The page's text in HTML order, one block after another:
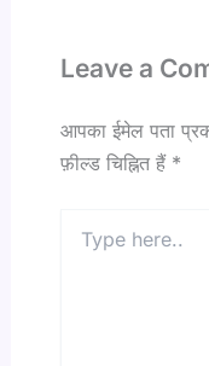
Leave a
आपका ईमेल पता
फ़ील्ड चिह्नित हैं *
here..